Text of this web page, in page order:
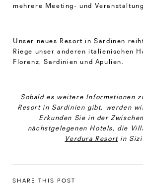
mehrere Meeting- und
Unser neues Resort in Sardinen
Riege unser anderen italienischen
Florenz, Sardinien und Apulien.
Sobald es weitere Informationen
Resort in Sardinien gibt, werden
Erkunden Sie in der
nächstgelegenen Hotels, die
Verdura Resortin
SHARE THIS POST